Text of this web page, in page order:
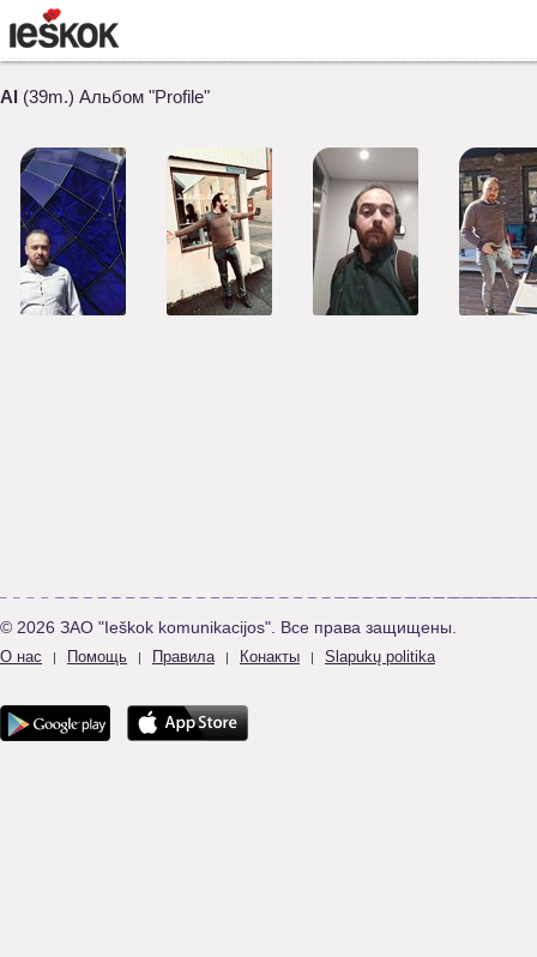
Al (39m.) Альбом "Profile"
© 2026 ЗАО "Ieškok komunikacijos". Все права защищены.
О нас | Помощь | Правила | Конакты | Slapukų politika